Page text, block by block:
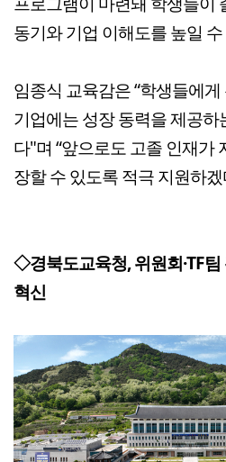
동기와 기업 이해도를 높일
임종식 교육감은 “학생들에
기업에는 성장 동력을 제공
다"며 “앞으로도 고졸 인재가
장할 수 있도록 적극 지원하
◇경북도교육청, 위원회·TF
혁신